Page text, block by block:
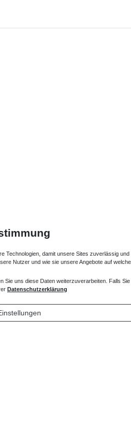
Technologien, damit unsere Sites zuverlässig
Nutzer und wie sie unsere Angebote auf
Sie uns diese Daten weiterzuverarbeiten. Falls Sie
Datenschutzerklärung